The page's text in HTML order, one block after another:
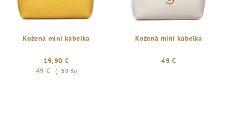
Kožená mini kabelka
19,90 €
49 €
(–59 %)
Kožená mini kabelka
49 €